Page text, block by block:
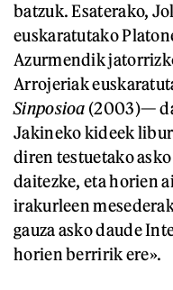
batzuk. Esaterako,
euskaratutako
Azurmendik
Arrojeriak
Sinposioa (2003)—
Jakineko kideek
diren testuetako
daitezke, eta horien
irakurleen
gauza asko daude
horien berririk ere».